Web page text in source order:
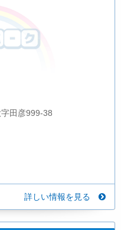
田彦999-38
詳しい情報を見る